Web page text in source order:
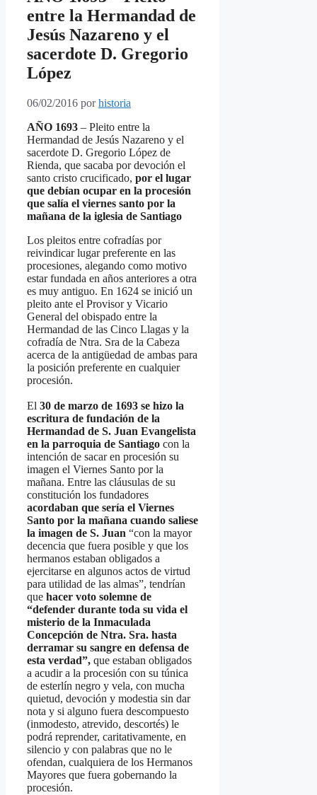
entre la Hermandad de
Jesús Nazareno y el
sacerdote D. Gregorio
López
06/02/2016 porhistoria
AÑO 1693 – Pleito entre la
Hermandad de Jesús Nazareno y el
sacerdote D. Gregorio López de
Rienda, que sacaba por devoción el
santo cristo crucificado, por el lugar
que debían ocupar en la procesión
que salía el viernes santo por la
mañana de la iglesia de Santiago
Los pleitos entre cofradías por
reivindicar lugar preferente en las
procesiones, alegando como motivo
estar fundada en años anteriores a otra
es muy antiguo. En 1624 se inició un
pleito ante el Provisor y Vicario
General del obispado entre la
Hermandad de las Cinco Llagas y la
cofradía de Ntra. Sra de la Cabeza
acerca de la antigüedad de ambas para
la posición preferente en cualquier
procesión.
El 30 de marzo de 1693 se hizo la
escritura de fundación de la
Hermandad de S. Juan Evangelista
en la parroquia de Santiago con la
intención de sacar en procesión su
imagen el Viernes Santo por la
mañana. Entre las cláusulas de su
constitución los fundadores
acordaban que sería el Viernes
Santo por la mañana cuando saliese
la imagen de S. Juan “con la mayor
decencia que fuera posible y que los
hermanos estaban obligados a
ejercitarse en algunos actos de virtud
para utilidad de las almas”, tendrían
que hacer voto solemne de
“defender durante toda su vida el
misterio de la Inmaculada
Concepción de Ntra. Sra. hasta
derramar su sangre en defensa de
esta verdad”, que estaban obligados
a acudir a la procesión con su túnica
de esterlín negro y vela, con mucha
quietud, devoción y modestia sin dar
nota y si alguno fuera descompuesto
(inmodesto, atrevido, descortés) le
podrá reprender, caritativamente, en
silencio y con palabras que no le
ofendan, cualquiera de los Hermanos
Mayores que fuera gobernando la
procesión.